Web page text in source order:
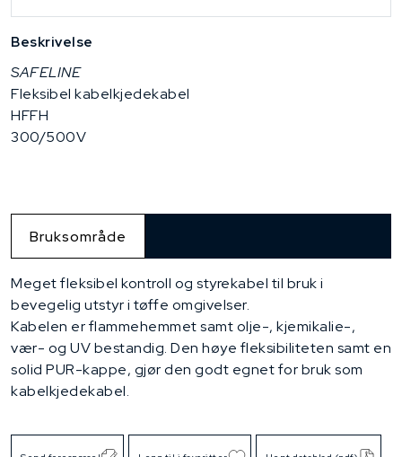
Beskrivelse
SAFELINE
Fleksibel kabelkjedekabel
HFFH
300/500V
Bruksområde
Meget fleksibel kontroll og styrekabel til bruk i
bevegelig utstyr i tøffe omgivelser.
Kabelen er flammehemmet samt olje-, kjemikalie-,
vær- og UV bestandig. Den høye fleksibiliteten samt en
solid PUR-kappe, gjør den godt egnet for bruk som
kabelkjedekabel.